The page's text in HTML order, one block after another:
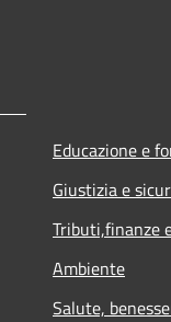
Educazione e
Giustizia e
Tributi,finanze
Ambiente
Salute,